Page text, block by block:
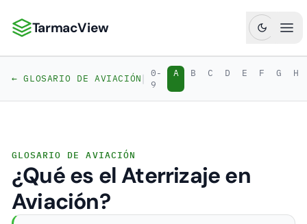
TarmacView: Análisis de Aviación de Precisión
TarmacView
← GLOSARIO DE AVIACIÓN| 0-
9
A B C D E F G H
GLOSARIO DE AVIACIÓN
¿Qué es el Aterrizaje en
Aviación?